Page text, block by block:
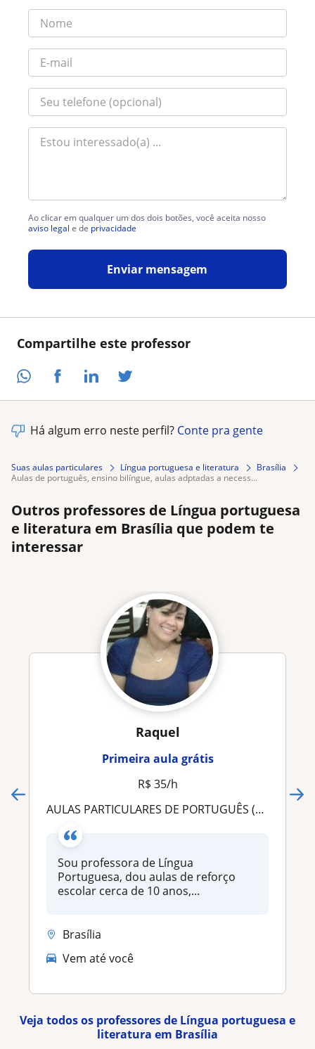
Compartilhe este professor
Ao clicar em qualquer um dos dois botões, você aceita nosso
aviso legal e de privacidade
Enviar mensagem
Há algum erro neste perfil? Conte pra gente
Suas aulas particulares Língua portuguesa e literatura
Brasília
aulas de português, ensino bilíngue, aulas adptadas a necess...
Outros professores de Língua portuguesa
e literatura em Brasília que podem te
interessar
Raquel
Primeira aula grátis
R$ 35/h
AULAS PARTICULARES DE PORTUGUÊS (ENSINO FUNDAMENTAL E MÉDIO) E ALFABETIZAÇÃO (1 AO 5 ANOS)
Sou professora de Língua
Portuguesa, dou aulas de reforço
escolar cerca de 10 anos,...
Brasília
Vem até você
Veja todos os professores de Língua portuguesa e
literatura em Brasília